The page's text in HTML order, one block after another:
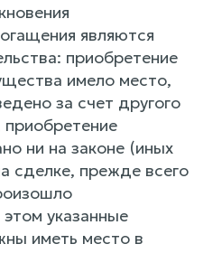
являются
приобретение
имело место,
за счет другого
ни на законе (иных
сделке, прежде всего
указанные
иметь место в